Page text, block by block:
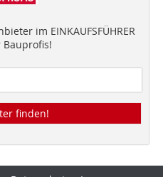
im EINKAUFSFÜHRER
Bauprofis!
finden!